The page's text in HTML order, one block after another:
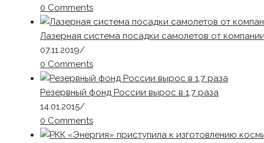
0 Comments
Лазерная система посадки самолетов от
07.11.2019/
0 Comments
Резервный фонд России вырос в 1,7 раза
14.01.2015/
0 Comments